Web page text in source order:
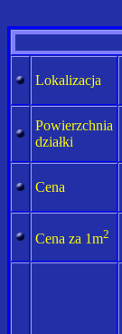
Lokalizacja
Powierzchnia
działki
Cena
Cena za 1m2